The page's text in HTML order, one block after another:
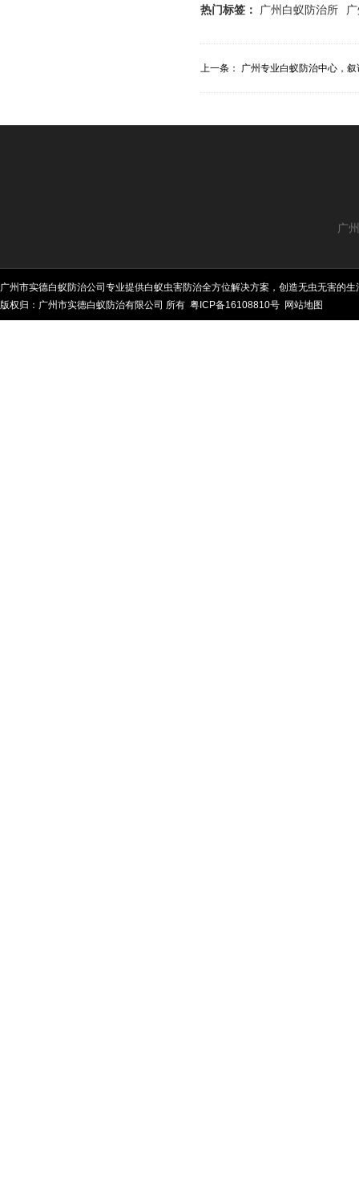
热门标签： 广州白蚁防治所
上一条： 广州专业白蚁防治中心，
广
广州市实德白蚁防治公司专业提供白蚁虫害防治全方位解决方案，创造无虫无害的生
版权归：广州市实德白蚁防治有限公司 所有 粤ICP备16108810号 网站地图